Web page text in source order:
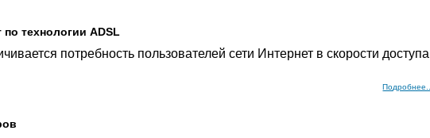
по технологии ADSL
потребность пользователей сети Интернет в скорости доступа
Подробнее...